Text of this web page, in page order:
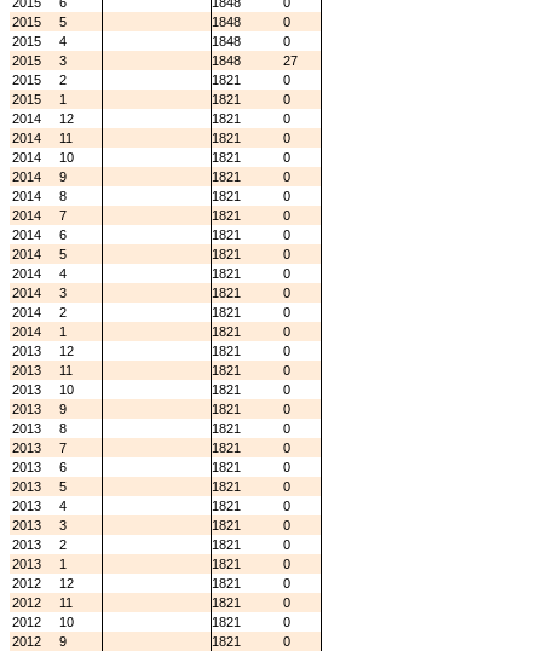
2015
5 1848
0
2015
4 1848
0
2015
3 1848
27
2015
2 1821
0
2015
1 1821
0
2014
12 1821
0
2014
11 1821
0
2014
10 1821
0
2014
9 1821
0
2014
8 1821
0
2014
7 1821
0
2014
6 1821
0
2014
5 1821
0
2014
4 1821
0
2014
3 1821
0
2014
2 1821
0
2014
1 1821
0
2013
12 1821
0
2013
11 1821
0
2013
10 1821
0
2013
9 1821
0
2013
8 1821
0
2013
7 1821
0
2013
6 1821
0
2013
5 1821
0
2013
4 1821
0
2013
3 1821
0
2013
2 1821
0
2013
1 1821
0
2012
12 1821
0
2012
11 1821
0
2012
10 1821
0
2012
9 1821
0